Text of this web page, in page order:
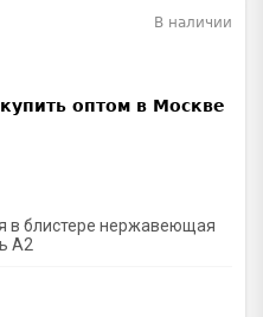
в блистере нержавеющая
A2
В наличии